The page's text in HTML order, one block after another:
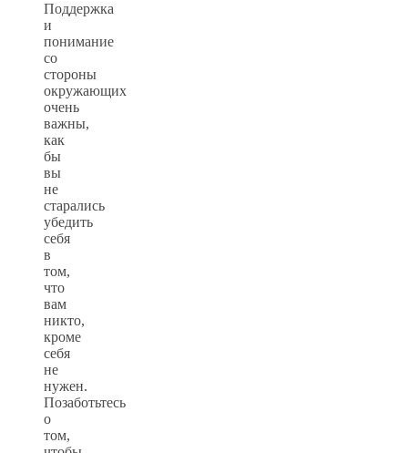
Поддержка
и
понимание
со
стороны
окружающих
очень
важны,
как
бы
вы
не
старались
убедить
себя
в
том,
что
вам
никто,
кроме
себя
не
нужен.
Позаботьтесь
о
том,